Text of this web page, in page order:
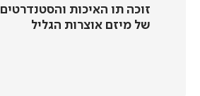
זוכה תו האיכות והסטנדרטים
של מיזם אוצרות הגליל